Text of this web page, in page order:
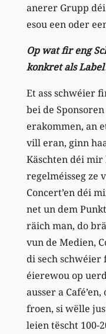
anerer Grupp déi
esou een oder
Op wat fir eng
konkret als
Et ass schwéier
bei de
erakommen, an
vill eran, ginn
Käschten déi mir
regelméisseg ze
Concert’en déi
net un dem
räich man, do
vun de Medien,
di sech
éierewou op
ausser a
froen, si wëlle
leien tëscht 100-